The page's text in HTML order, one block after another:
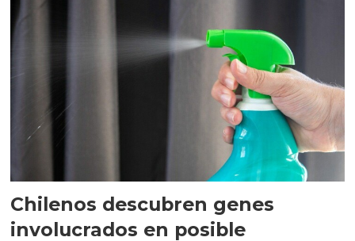
Chilenos descubren genes
involucrados en posible